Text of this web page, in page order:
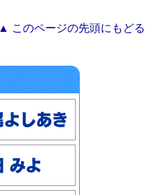
▲ このページの先頭にもどる